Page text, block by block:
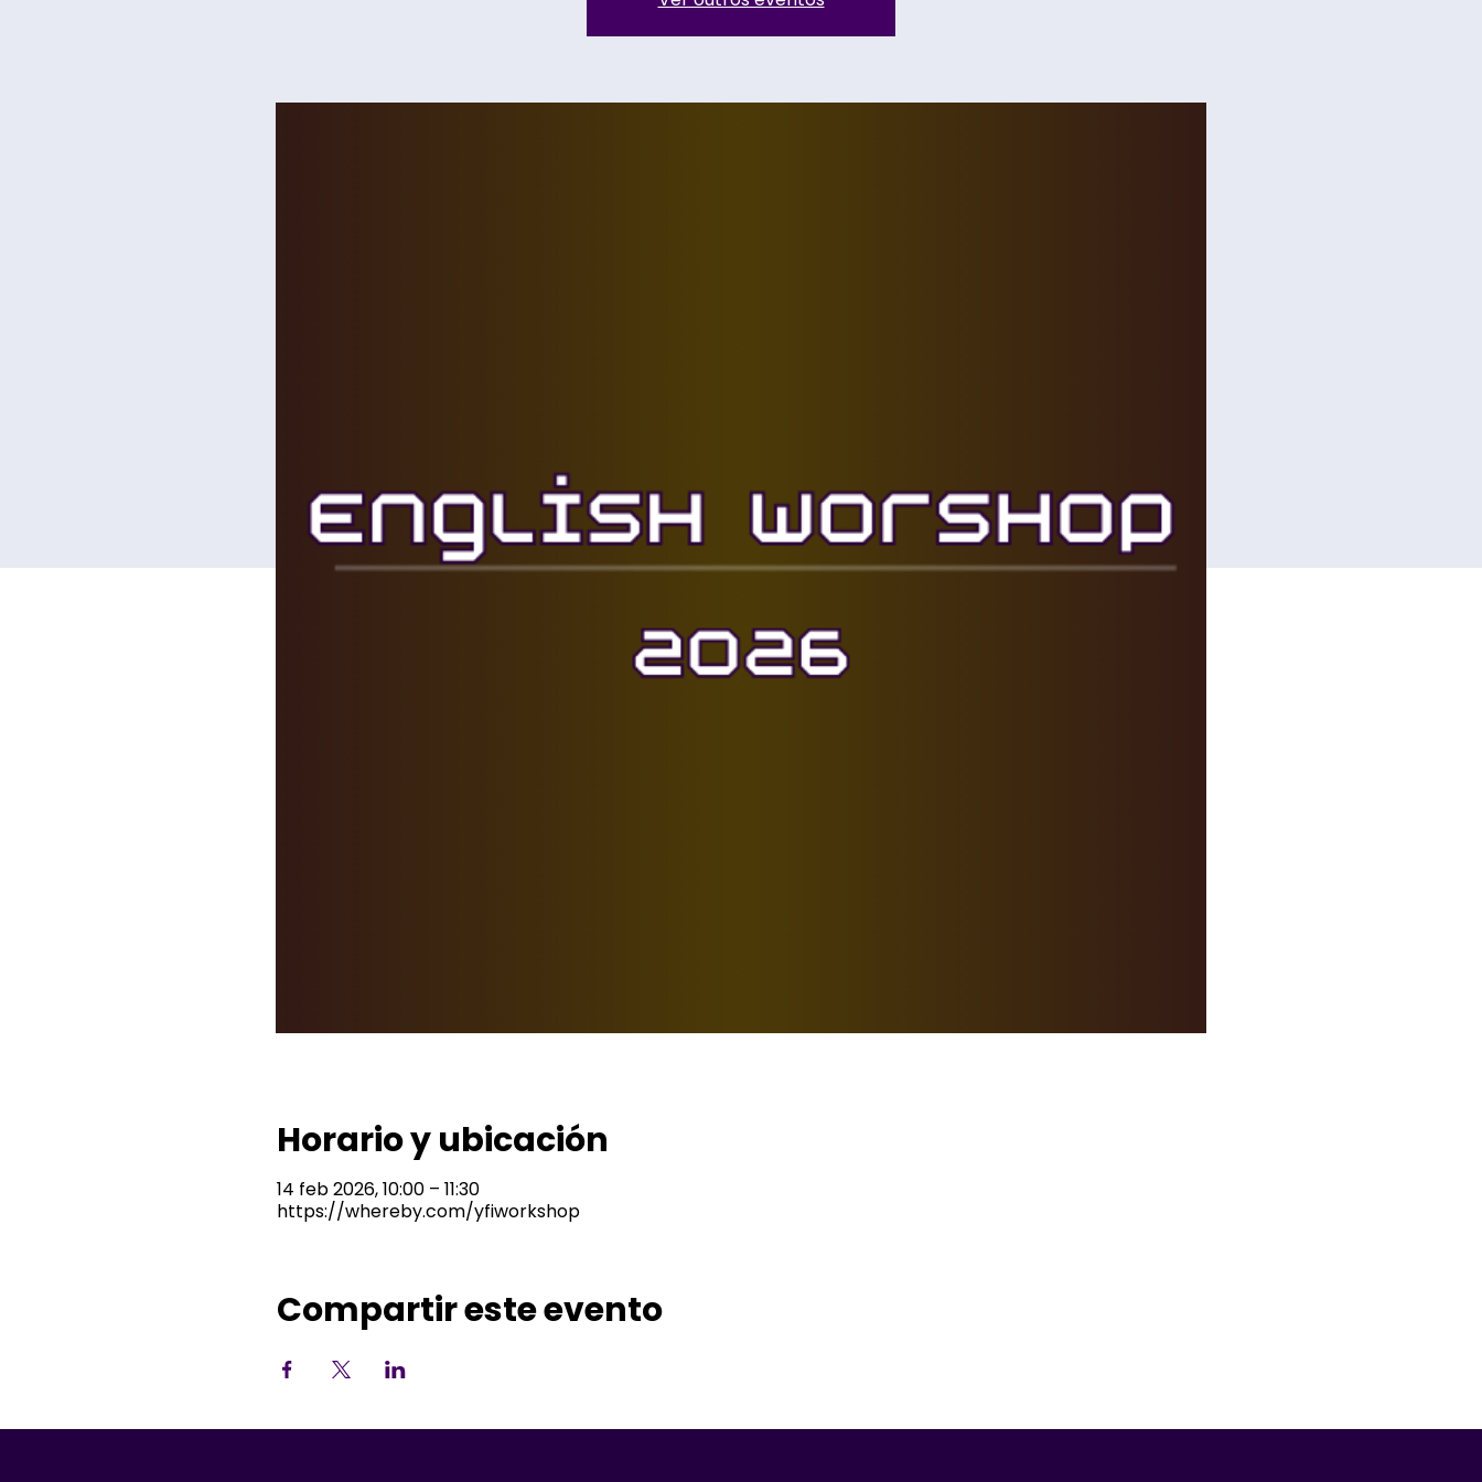
Horario y ubicación
14 feb 2026, 10:00 – 11:30
https://whereby.com/yfiworkshop
Compartir este evento